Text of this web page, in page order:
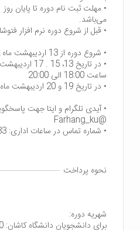
• در تاریخ
• شماره تماس در ساعات اداری: 03155912833
نحوه پرداخت